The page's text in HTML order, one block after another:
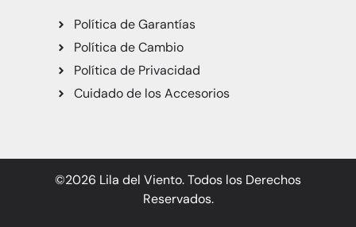
Política de Garantías
Política de Cambio
Política de Privacidad
Cuidado de los Accesorios
©2026 Lila del Viento. Todos los Derechos
Reservados.